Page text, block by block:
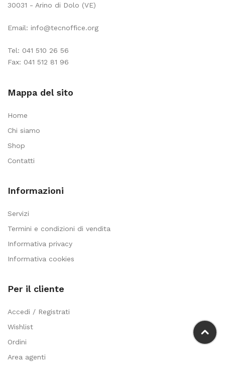
30031 - Arino di Dolo (VE)
Email: info@tecnoffice.org
Tel: 041 510 26 56
Fax: 041 512 81 96
Mappa del sito
Home
Chi siamo
Shop
Contatti
Informazioni
Servizi
Termini e condizioni di vendita
Informativa privacy
Informativa cookies
Per il cliente
Accedi / Registrati
Wishlist
Ordini
Area agenti